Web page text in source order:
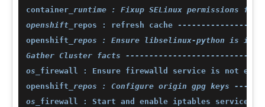
container_runtime : Fixup SELinux
openshift_ repos : refresh cache
openshift _repos : Ensure libselinux-
Gather Cluster facts
os_ firewall : Ensure firewalld service is
openshift _repos : Configure origin gpg
os_ firewall : Start and enable iptables